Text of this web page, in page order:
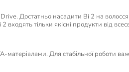
Достатньо насадити Bi 2 на
тільки якісні продукти від
матеріалами. Для стабільної